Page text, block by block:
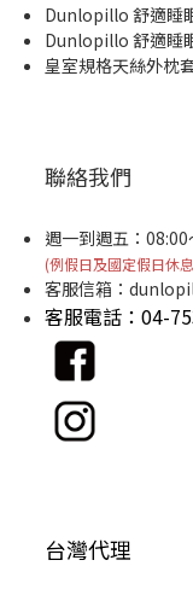
Dunlopillo 舒適睡
Dunlopillo 舒適睡
皇室規格天絲外枕
聯絡我們
週一到週五：08:00
(例假日及國定假日休
客服信箱：
客服電話：04-
台灣代理